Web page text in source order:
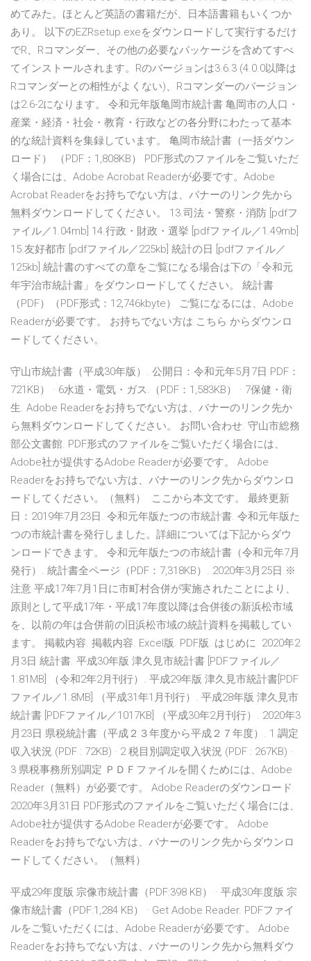
めてみた。ほとんど英語の書籍だが、日本語書籍もいくつか
あり。 以下のEZRsetup.exeをダウンロードして実行するだけ
でR、Rコマンダー、その他の必要なパッケージを含めてすべ
てインストールされます。Rのバージョンは3.6.3 (4.0.0以降は
Rコマンダーとの相性がよくない)、Rコマンダーのバージョン
は2.6-2になります。 令和元年版亀岡市統計書 亀岡市の人口・
産業・経済・社会・教育・行政などの各分野にわたって基本
的な統計資料を集録しています。 亀岡市統計書（一括ダウン
ロード） （PDF：1,808KB） PDF形式のファイルをご覧いただ
く場合には、Adobe Acrobat Readerが必要です。Adobe
Acrobat Readerをお持ちでない方は、バナーのリンク先から
無料ダウンロードしてください。 13.司法・警察・消防 [pdfフ
ァイル／1.04mb] 14.行政・財政・選挙 [pdfファイル／1.49mb]
15.友好都市 [pdfファイル／225kb] 統計の日 [pdfファイル／
125kb] 統計書のすべての章をご覧になる場合は下の「令和元
年宇治市統計書」をダウンロードしてください。 統計書
（PDF）（PDF形式：12,746kbyte） ご覧になるには、Adobe
Readerが必要です。 お持ちでない方は こちら からダウンロ
ードしてください。
守山市統計書（平成30年版）. 公開日：令和元年5月7日 PDF：
721KB） · 6水道・電気・ガス.（PDF：1,583KB） · 7保健・衛
生. Adobe Readerをお持ちでない方は、バナーのリンク先か
ら無料ダウンロードしてください。 お問い合わせ. 守山市総務
部公文書館. PDF形式のファイルをご覧いただく場合には、
Adobe社が提供するAdobe Readerが必要です。 Adobe
Readerをお持ちでない方は、バナーのリンク先からダウンロ
ードしてください。（無料） ここから本文です。 最終更新
日：2019年7月23日. 令和元年版たつの市統計書. 令和元年版た
つの市統計書を発行しました。詳細については下記からダウ
ンロードできます。 令和元年版たつの市統計書（令和元年7月
発行）. 統計書全ページ（PDF：7,318KB）. 2020年3月25日 ※
注意 平成17年7月1日に市町村合併が実施されたことにより、
原則として平成17年・平成17年度以降は合併後の新浜松市域
を、以前の年は合併前の旧浜松市域の統計資料を掲載してい
ます。 掲載内容. 掲載内容. Excel版. PDF版. はじめに 2020年2
月3日 統計書. 平成30年版 津久見市統計書 [PDFファイル／
1.81MB] （令和2年2月刊行）. 平成29年版 津久見市統計書[PDF
ファイル／1.8MB] （平成31年1月刊行）. 平成28年版 津久見市
統計書 [PDFファイル／1017KB] （平成30年2月刊行）. 2020年3
月23日 県税統計書（平成２３年度から平成２７年度）. 1 調定
収入状況 (PDF : 72KB) · 2 税目別調定収入状況 (PDF : 267KB) ·
3 県税事務所別調定 ＰＤＦファイルを開くためには、Adobe
Reader（無料）が必要です。 Adobe Readerのダウンロード
2020年3月31日 PDF形式のファイルをご覧いただく場合には、
Adobe社が提供するAdobe Readerが必要です。 Adobe
Readerをお持ちでない方は、バナーのリンク先からダウンロ
ードしてください。（無料）
平成29年度版 宗像市統計書（PDF:398 KB） · 平成30年度版 宗
像市統計書（PDF:1,284 KB） · Get Adobe Reader. PDFファイ
ルをご覧いただくには、Adobe Readerが必要です。 Adobe
Readerをお持ちでない方は、バナーのリンク先から無料ダウ